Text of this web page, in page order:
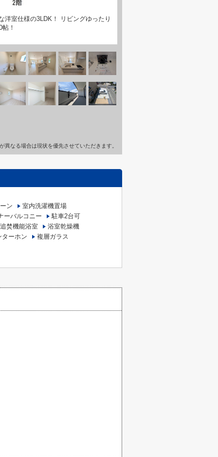
洋室仕様の3LDK！ リビングゆったり
帖！
なる場合は現状を優先させていただきます。
ン
室内洗濯機置場
ーバルコニー
駐車2台可
追焚機能浴室
浴室乾燥機
ーホン
複層ガラス